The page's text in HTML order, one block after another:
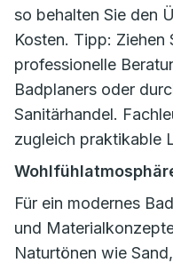
so behalten Sie den
Kosten. Tipp: Ziehen
professionelle
Badplaners oder
Sanitärhandel.
zugleich praktikable
Für ein modernes
und
Naturtönen wie